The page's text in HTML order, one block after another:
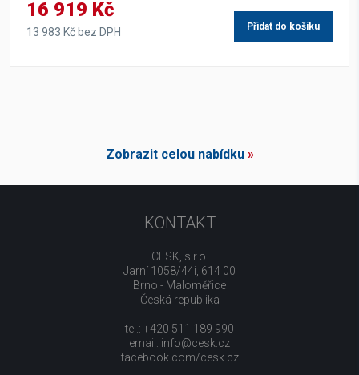
16 919 Kč
13 983 Kč bez DPH Přidat do košíku
Zobrazit celou nabídku»
KONTAKT
CESK, s.r.o.
Jarní 1058/44i, 614 00
Brno - Maloměřice
Česká republika
tel.: +420 511 189 990
email: info@cesk.cz
facebook.com/cesk.cz